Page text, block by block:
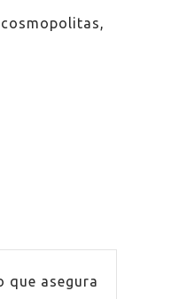
que asegura